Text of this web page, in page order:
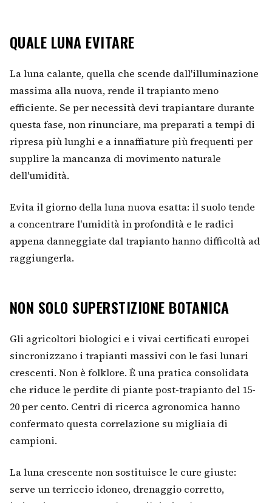
QUALE LUNA EVITARE
La luna calante, quella che scende dall'illuminazione
massima alla nuova, rende il trapianto meno
efficiente. Se per necessità devi trapiantare durante
questa fase, non rinunciare, ma preparati a tempi di
ripresa più lunghi e a innaffiature più frequenti per
supplire la mancanza di movimento naturale
dell'umidità.
Evita il giorno della luna nuova esatta: il suolo tende
a concentrare l'umidità in profondità e le radici
appena danneggiate dal trapianto hanno difficoltà ad
raggiungerla.
NON SOLO SUPERSTIZIONE BOTANICA
Gli agricoltori biologici e i vivai certificati europei
sincronizzano i trapianti massivi con le fasi lunari
crescenti. Non è folklore. È una pratica consolidata
che riduce le perdite di piante post-trapianto del 15-
20 per cento. Centri di ricerca agronomica hanno
confermato questa correlazione su migliaia di
campioni.
La luna crescente non sostituisce le cure giuste:
serve un terriccio idoneo, drenaggio corretto,